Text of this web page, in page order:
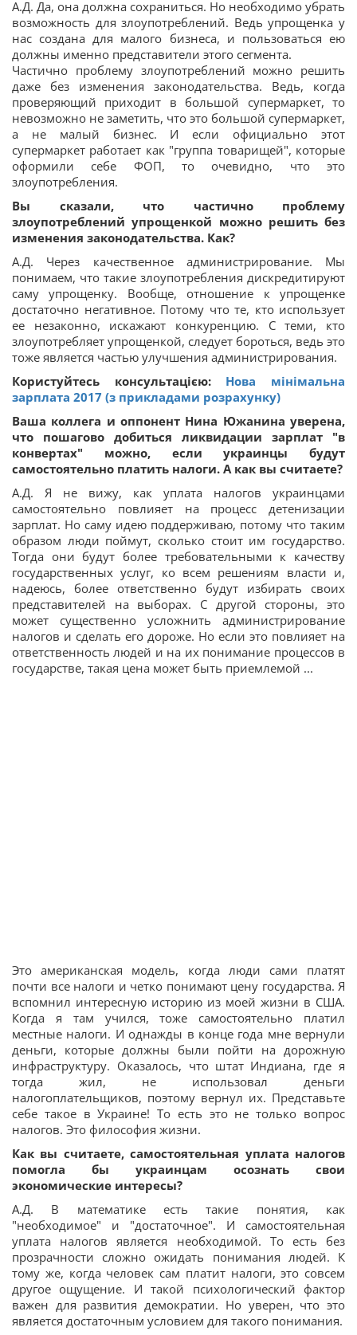
А.Д. Да, она должна сохраниться. Но необходимо убрать
возможность для злоупотреблений. Ведь упрощенка у
нас создана для малого бизнеса, и пользоваться ею
должны именно представители этого сегмента.
Частично проблему злоупотреблений можно решить
даже без изменения законодательства. Ведь, когда
проверяющий приходит в большой супермаркет, то
невозможно не заметить, что это большой супермаркет,
а не малый бизнес. И если официально этот
супермаркет работает как "группа товарищей", которые
оформили себе ФОП, то очевидно, что это
злоупотребления.
Вы сказали, что частично проблему
злоупотреблений упрощенкой можно решить без
изменения законодательства. Как?
А.Д. Через качественное администрирование. Мы
понимаем, что такие злоупотребления дискредитируют
саму упрощенку. Вообще, отношение к упрощенке
достаточно негативное. Потому что те, кто использует
ее незаконно, искажают конкуренцию. С теми, кто
злоупотребляет упрощенкой, следует бороться, ведь это
тоже является частью улучшения администрирования.
Користуйтесь консультацією: Нова мінімальна
зарплата 2017 (з прикладами розрахунку)
Ваша коллега и оппонент Нина Южанина уверена,
что пошагово добиться ликвидации зарплат "в
конвертах" можно, если украинцы будут
самостоятельно платить налоги. А как вы считаете?
А.Д. Я не вижу, как уплата налогов украинцами
самостоятельно повлияет на процесс детенизации
зарплат. Но саму идею поддерживаю, потому что таким
образом люди поймут, сколько стоит им государство.
Тогда они будут более требовательными к качеству
государственных услуг, ко всем решениям власти и,
надеюсь, более ответственно будут избирать своих
представителей на выборах. С другой стороны, это
может существенно усложнить администрирование
налогов и сделать его дороже. Но если это повлияет на
ответственность людей и на их понимание процессов в
государстве, такая цена может быть приемлемой ...
Это американская модель, когда люди сами платят
почти все налоги и четко понимают цену государства. Я
вспомнил интересную историю из моей жизни в США.
Когда я там учился, тоже самостоятельно платил
местные налоги. И однажды в конце года мне вернули
деньги, которые должны были пойти на дорожную
инфраструктуру. Оказалось, что штат Индиана, где я
тогда жил, не использовал деньги
налогоплательщиков, поэтому вернул их. Представьте
себе такое в Украине! То есть это не только вопрос
налогов. Это философия жизни.
Как вы считаете, самостоятельная уплата налогов
помогла бы украинцам осознать свои
экономические интересы?
А.Д. В математике есть такие понятия, как
"необходимое" и "достаточное". И самостоятельная
уплата налогов является необходимой. То есть без
прозрачности сложно ожидать понимания людей. К
тому же, когда человек сам платит налоги, это совсем
другое ощущение. И такой психологический фактор
важен для развития демократии. Но уверен, что это
является достаточным условием для такого понимания.